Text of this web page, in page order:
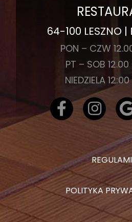
64-100 LESZNO |
PON – CZW
PT – SOB
NIEDZIELA
POLITYKA